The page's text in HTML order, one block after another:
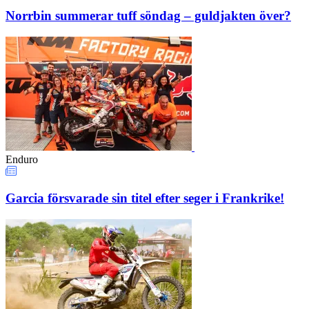
Norrbin summerar tuff söndag – guldjakten över?
Enduro
Garcia försvarade sin titel efter seger i Frankrike!